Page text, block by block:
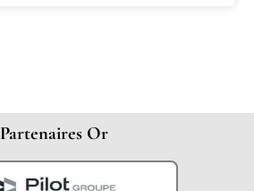
Partenaires Or